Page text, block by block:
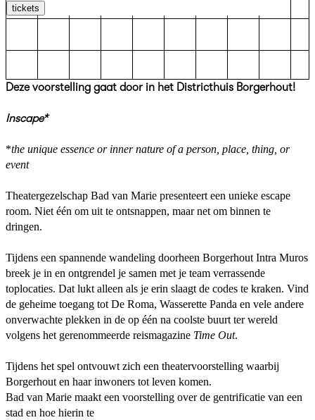
tickets
Deze voorstelling gaat door in het Districthuis Borgerhout!
Inscape*
*the unique essence or inner nature of a person, place, thing, or
event
Theatergezelschap Bad van Marie presenteert een unieke escape
room. Niet één om uit te ontsnappen, maar net om binnen te
dringen.
Tijdens een spannende wandeling doorheen Borgerhout Intra Muros
breek je in en ontgrendel je samen met je team verrassende
toplocaties. Dat lukt alleen als je erin slaagt de codes te kraken. Vind
de geheime toegang tot De Roma, Wasserette Panda en vele andere
onverwachte plekken in de op één na coolste buurt ter wereld
volgens het gerenommeerde reismagazine Time Out.
Tijdens het spel ontvouwt zich een theatervoorstelling waarbij
Borgerhout en haar inwoners tot leven komen.
Bad van Marie maakt een voorstelling over de gentrificatie van een
stad en hoe hierin te